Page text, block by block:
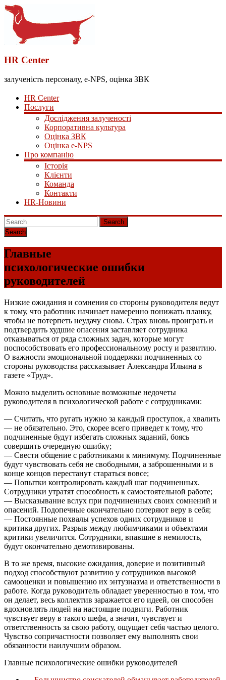
HR Center
залученість персоналу, e-NPS, оцінка ЗВК
HR Center
Послуги
Дослідження залученості
Корпоративна культура
Оцінка ЗВК
Оцінка e-NPS
Про компанію
Історія
Клієнти
Команда
Контакти
HR-Новини
Search
Главные
психологические ошибки
руководителей
Низкие ожидания и сомнения со стороны руководителя ведут
к тому, что работник начинает намеренно понижать планку,
чтобы не потерпеть неудачу снова. Страх вновь проиграть и
подтвердить худшие опасения заставляет сотрудника
отказываться от ряда сложных задач, которые могут
поспособствовать его профессиональному росту и развитию.
О важности эмоциональной поддержки подчиненных со
стороны руководства рассказывает Александра Ильина в
газете «Труд».
Можно выделить основные возможные недочеты
руководителя в психологической работе с сотрудниками:
— Считать, что ругать нужно за каждый проступок, а хвалить
— не обязательно. Это, скорее всего приведет к тому, что
подчиненные будут избегать сложных заданий, боясь
совершить очередную ошибку;
— Свести общение с работниками к минимуму. Подчиненные
будут чувствовать себя не свободными, а заброшенными и в
конце концов перестанут стараться вовсе;
— Попытки контролировать каждый шаг подчиненных.
Сотрудники утратят способность к самостоятельной работе;
— Высказывание вслух при подчиненных своих сомнений и
опасений. Подопечные окончательно потеряют веру в себя;
— Постоянные похвалы успехов одних сотрудников и
критика других. Разрыв между любимчиками и объектами
критики увеличится. Сотрудники, впавшие в немилость,
будут окончательно демотивированы.
В то же время, высокие ожидания, доверие и позитивный
подход способствуют развитию у сотрудников высокой
самооценки и повышению их энтузиазма и ответственности в
работе. Когда руководитель обладает уверенностью в том, что
он делает, весь коллектив заражается его идеей, он способен
вдохновлять людей на настоящие подвиги. Работник
чувствует веру в такого шефа, а значит, чувствует и
ответственность за свою работу, ощущает себя частью целого.
Чувство сопричастности позволяет ему выполнять свои
обязанности наилучшим образом.
Главные психологические ошибки руководителей